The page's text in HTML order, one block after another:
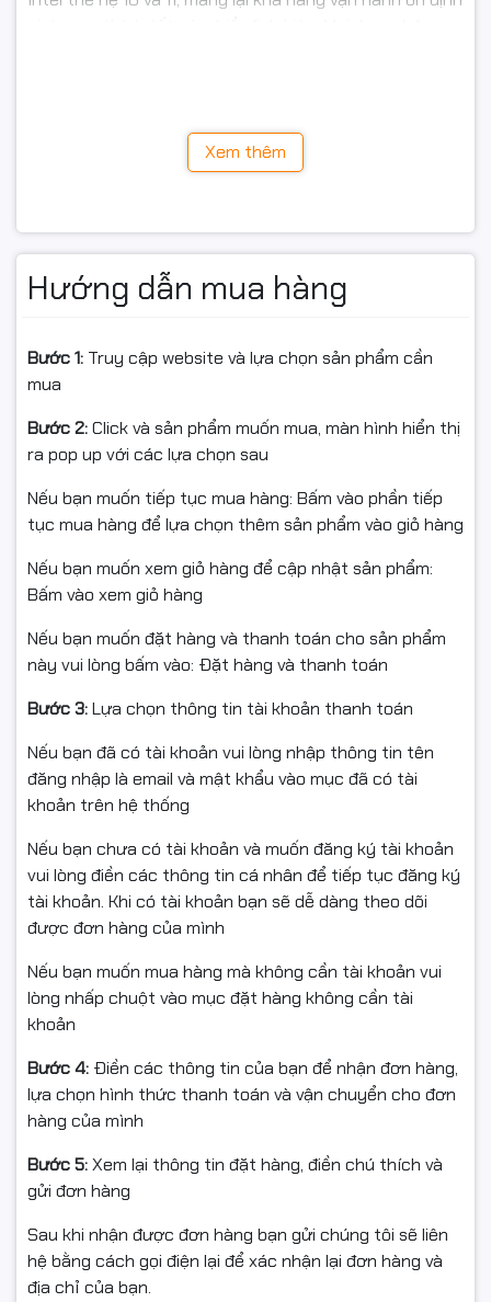
RAM DDR4 16GB – Đa nhiệm vượt trội
Máy tính để bàn Intel-Office 14 Core i3 10105được
trang bịRAM 16GB DDR4, cho khả năng xử lý đa nhiệm
mượt mà, phù hợp với người dùng thường xuyên mở
nhiều ứng dụng cùng lúc. Với 2 khe RAM và khả năng
nâng cấp tối đa lên đến 64GB, hệ thống sẵn sàng đáp
ứng các nhu cầu sử dụng cao hơn trong tương lai.
Đồ họa onboard Intel UHD Graphics
Sử dụngVGA onboard Intel UHD Graphics, bộ PC đáp
ứng tốt nhu cầu hiển thị cơ bản như làm việc văn
phòng, học tập, xem video và trình chiếu. Máy hỗ trợ
xuất hình qua cổng HDMI và D-Sub, tương thích với
nhiều loại màn hình phổ biến hiện nay.
Xem thêm
Hướng dẫn mua hàng
Bước 1: Truy cập website và lựa chọn sản phẩm cần
mua
Bước 2:Click và sản phẩm muốn mua, màn hình hiển thị
ra pop up với các lựa chọn sau
Nếu bạn muốn tiếp tục mua hàng: Bấm vào phần tiếp
tục mua hàng để lựa chọn thêm sản phẩm vào giỏ hàng
Nếu bạn muốn xem giỏ hàng để cập nhật sản phẩm:
Bấm vào xem giỏ hàng
Nếu bạn muốn đặt hàng và thanh toán cho sản phẩm
này vui lòng bấm vào: Đặt hàng và thanh toán
Bước 3:Lựa chọn thông tin tài khoản thanh toán
Nếu bạn đã có tài khoản vui lòng nhập thông tin tên
đăng nhập là email và mật khẩu vào mục đã có tài
khoản trên hệ thống
Nếu bạn chưa có tài khoản và muốn đăng ký tài khoản
vui lòng điền các thông tin cá nhân để tiếp tục đăng ký
tài khoản. Khi có tài khoản bạn sẽ dễ dàng theo dõi
được đơn hàng của mình
Nếu bạn muốn mua hàng mà không cần tài khoản vui
lòng nhấp chuột vào mục đặt hàng không cần tài
khoản
Bước 4: Điền các thông tin của bạn để nhận đơn hàng,
lựa chọn hình thức thanh toán và vận chuyển cho đơn
hàng của mình
Bước 5:Xem lại thông tin đặt hàng, điền chú thích và
gửi đơn hàng
Sau khi nhận được đơn hàng bạn gửi chúng tôi sẽ liên
hệ bằng cách gọi điện lại để xác nhận lại đơn hàng và
địa chỉ của bạn.